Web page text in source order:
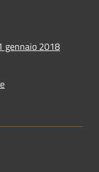
gennaio 2018